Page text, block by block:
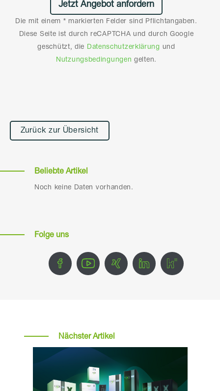
Die mit einem * markierten Felder sind Pflichtangaben.
Diese Seite ist durch reCAPTCHA und durch Google
geschützt, die Datenschutzerklärung und
Nutzungsbedingungen gelten.
Zurück zur Übersicht
Beliebte Artikel
Noch keine Daten vorhanden.
Folge uns
Nächster Artikel